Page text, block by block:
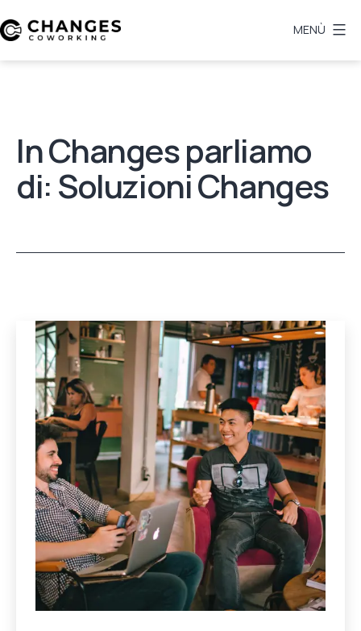
al
contenuto
MENÙ
In Changes parliamo
di: Soluzioni Changes